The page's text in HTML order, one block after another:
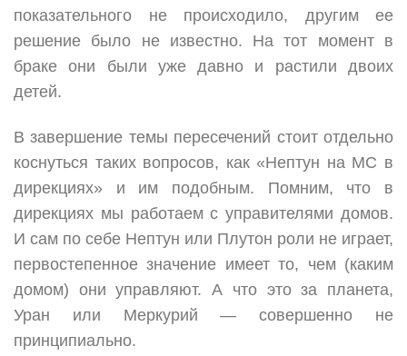
показательного не происходило, другим ее
решение было не известно. На тот момент в
браке они были уже давно и растили двоих
детей.
В завершение темы пересечений стоит отдельно
коснуться таких вопросов, как «Нептун на МС в
дирекциях» и им подобным. Помним, что в
дирекциях мы работаем с управителями домов.
И сам по себе Нептун или Плутон роли не играет,
первостепенное значение имеет то, чем (каким
домом) они управляют. А что это за планета,
Уран или Меркурий — совершенно не
принципиально.